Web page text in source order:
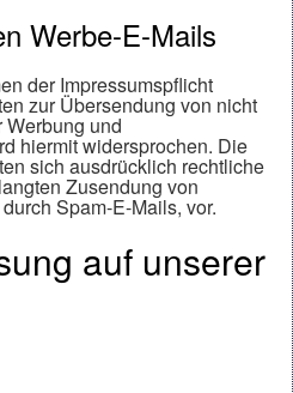
Werbe-E-Mails
der Impressumspflicht
zur Übersendung von nicht
und
hiermit widersprochen. Die
sich ausdrücklich rechtliche
Zusendung von
Spam-E-Mails, vor.
auf unserer